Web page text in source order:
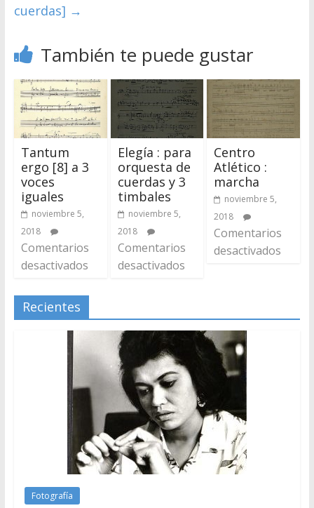
cuerdas] →
También te puede gustar
Tantum
ergo [8] a 3
voces
iguales
noviembre 5,
2018
Comentarios
desactivados
Elegía : para
orquesta de
cuerdas y 3
timbales
noviembre 5,
2018
Comentarios
desactivados
Centro
Atlético :
marcha
noviembre 5,
2018
Comentarios
desactivados
Recientes
Fotografía